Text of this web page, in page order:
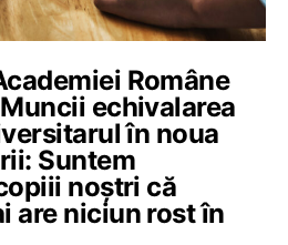
Române
echivalarea
în noua
Suntem
noștri că
are niciun rost în